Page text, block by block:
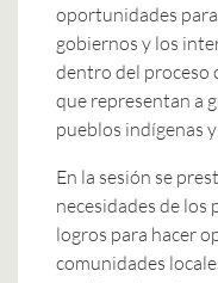
oportunidades
gobiernos y los
dentro del proceso
que representan a
pueblos indígenas y
En la sesión se
necesidades de
logros para hacer
comunidades